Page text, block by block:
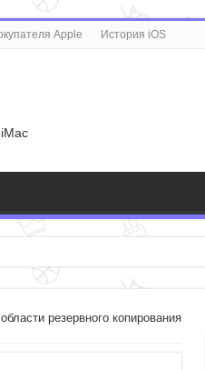
Apple История iOS
резервного копирования